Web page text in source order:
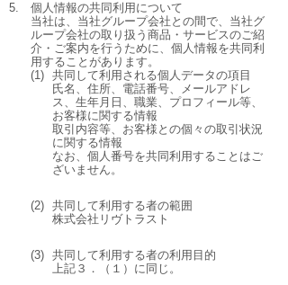
5.
個人情報の共同利用について
当社は、当社グループ会社との間で、当社グ
ループ会社の取り扱う商品・サービスのご紹
介・ご案内を行うために、個人情報を共同利
用することがあります。
(1) 共同して利用される個人データの項目
氏名、住所、電話番号、メールアドレ
ス、生年月日、職業、プロフィール等、
お客様に関する情報
取引内容等、お客様との個々の取引状況
に関する情報
なお、個人番号を共同利用することはご
ざいません。
(2) 共同して利用する者の範囲
株式会社リヴトラスト
(3) 共同して利用する者の利用目的
上記３．（１）に同じ。